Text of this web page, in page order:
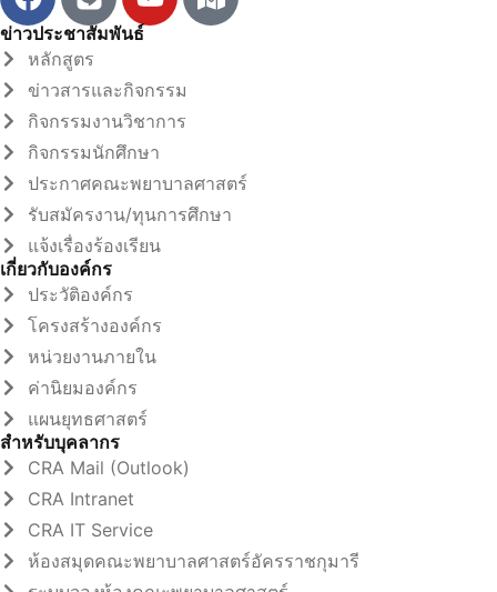
ข่าวประชาสัมพันธ์
หลักสูตร
ข่าวสารและกิจกรรม
กิจกรรมงานวิชาการ
กิจกรรมนักศึกษา
ประกาศคณะพยาบาลศาสตร์
รับสมัครงาน/ทุนการศึกษา
แจ้งเรื่องร้องเรียน
เกี่ยวกับองค์กร
ประวัติองค์กร
โครงสร้างองค์กร
หน่วยงานภายใน
ค่านิยมองค์กร
แผนยุทธศาสตร์
สำหรับบุคลากร
CRA Mail (Outlook)
CRA Intranet
CRA IT Service
ห้องสมุดคณะพยาบาลศาสตร์อัครราชกุมารี